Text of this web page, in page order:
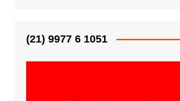
(21) 9977 6 1051